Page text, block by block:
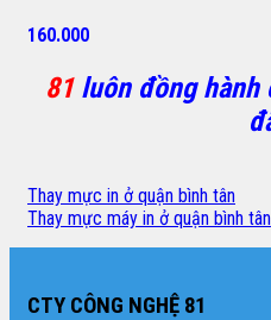
160.000
81luôn đồng hành
Thay mực in ở quận bình tân
Thay mực máy in ở quận bình tân
CTY CÔNG NGHỆ 81